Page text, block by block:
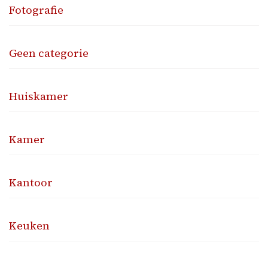
Fotografie
Geen categorie
Huiskamer
Kamer
Kantoor
Keuken